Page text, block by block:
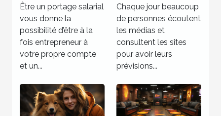
Être un portage salarial
vous donne la
possibilité d’être à la
fois entrepreneur à
votre propre compte
et un...
Chaque jour beaucoup
de personnes écoutent
les médias et
consultent les sites
pour avoir leurs
prévisions...